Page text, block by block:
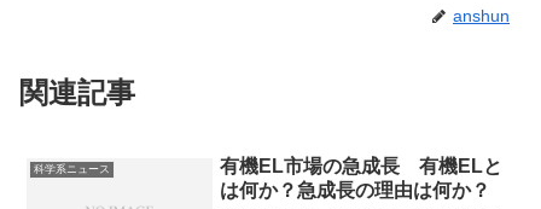
anshun
関連記事
科学系ニュース
有機EL市場の急成長 有機ELと
は何か？急成長の理由は何か？